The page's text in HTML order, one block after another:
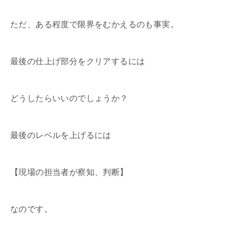
ただ、ある程度で限界をむかえるのも事実。
最後の仕上げ部分をクリアするには
どうしたらいいのでしょうか？
最後のレベルを上げるには
【現場の担当者が察知、判断】
なのです。